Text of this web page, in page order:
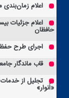
اعلام
اعلام جزئیات
حافظان
اجرای طرح حفظ
قاب ماندگار
تجلیل از
«اَنوار»